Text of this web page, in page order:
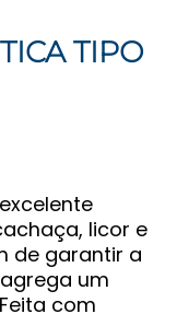
TIPO
licor e
de garantir a
um
com